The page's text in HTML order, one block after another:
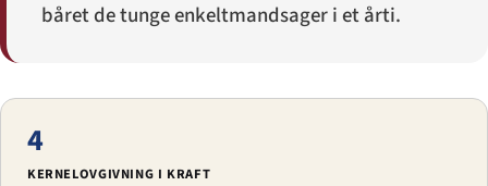
båret de tunge enkeltmandsager i et årti.
4
KERNELOVGIVNING I KRAFT